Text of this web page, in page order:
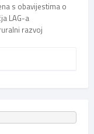
s obavijestima o
LAG-a
razvoj